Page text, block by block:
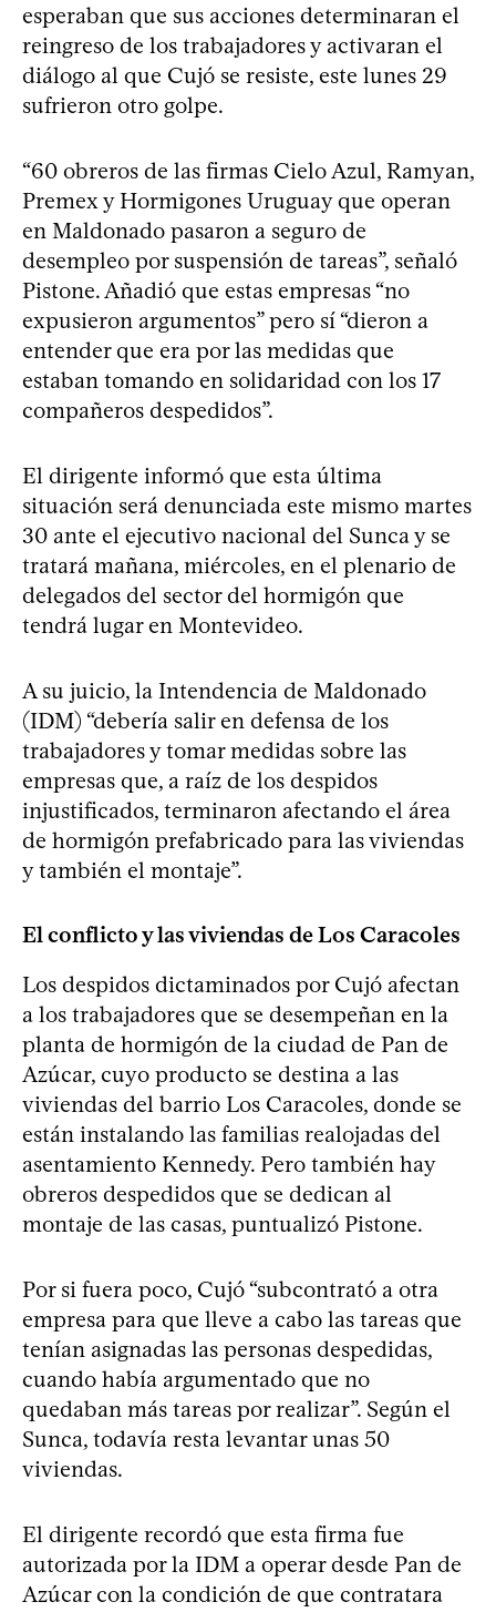
esperaban que sus acciones determinaran el
reingreso de los trabajadores y activaran el
diálogo al que Cujó se resiste, este lunes 29
sufrieron otro golpe.
“60 obreros de las firmas Cielo Azul, Ramyan,
Premex y Hormigones Uruguay que operan
en Maldonado pasaron a seguro de
desempleo por suspensión de tareas”, señaló
Pistone. Añadió que estas empresas “no
expusieron argumentos” pero sí “dieron a
entender que era por las medidas que
estaban tomando en solidaridad con los 17
compañeros despedidos”.
El dirigente informó que esta última
situación será denunciada este mismo martes
30 ante el ejecutivo nacional del Sunca y se
tratará mañana, miércoles, en el plenario de
delegados del sector del hormigón que
tendrá lugar en Montevideo.
A su juicio, la Intendencia de Maldonado
(IDM) “debería salir en defensa de los
trabajadores y tomar medidas sobre las
empresas que, a raíz de los despidos
injustificados, terminaron afectando el área
de hormigón prefabricado para las viviendas
y también el montaje”.
El conflicto y las viviendas de Los Caracoles
Los despidos dictaminados por Cujó afectan
a los trabajadores que se desempeñan en la
planta de hormigón de la ciudad de Pan de
Azúcar, cuyo producto se destina a las
viviendas del barrio Los Caracoles, donde se
están instalando las familias realojadas del
asentamiento Kennedy. Pero también hay
obreros despedidos que se dedican al
montaje de las casas, puntualizó Pistone.
Por si fuera poco, Cujó “subcontrató a otra
empresa para que lleve a cabo las tareas que
tenían asignadas las personas despedidas,
cuando había argumentado que no
quedaban más tareas por realizar”. Según el
Sunca, todavía resta levantar unas 50
viviendas.
El dirigente recordó que esta firma fue
autorizada por la IDM a operar desde Pan de
Azúcar con la condición de que contratara